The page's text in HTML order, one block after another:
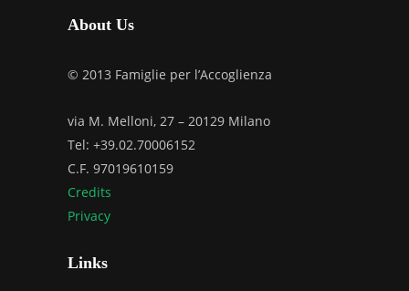
About Us
© 2013 Famiglie per l’Accoglienza
via M. Melloni, 27 – 20129 Milano
Tel: +39.02.70006152
C.F. 97019610159
Credits
Privacy
Links